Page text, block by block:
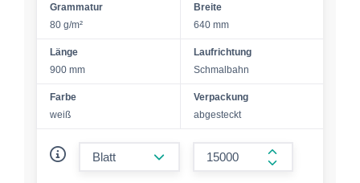
Grammatur
80 g/m²
Breite
640 mm
Länge
900 mm
Laufrichtung
Schmalbahn
Farbe
weiß
Verpackung
abgesteckt
form.increase-